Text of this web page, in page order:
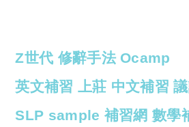
Z世代 修辭手法Ocamp
英文補習 上莊 中文補習
SLP sample 補習網 數學